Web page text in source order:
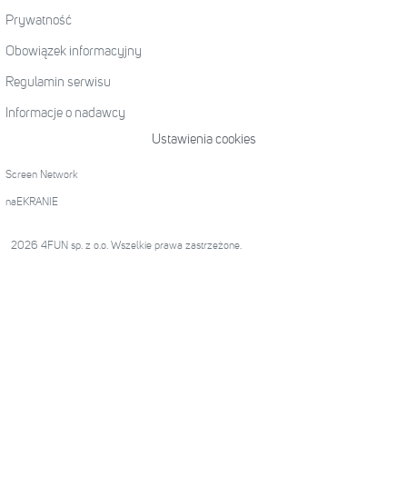
Prywatność
Obowiązek informacyjny
Regulamin serwisu
Informacje o nadawcy
Ustawienia cookies
Screen Network
naEKRANIE
2026 4FUN sp. z o.o. Wszelkie prawa zastrzeżone.